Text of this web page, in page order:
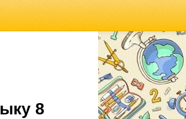
8